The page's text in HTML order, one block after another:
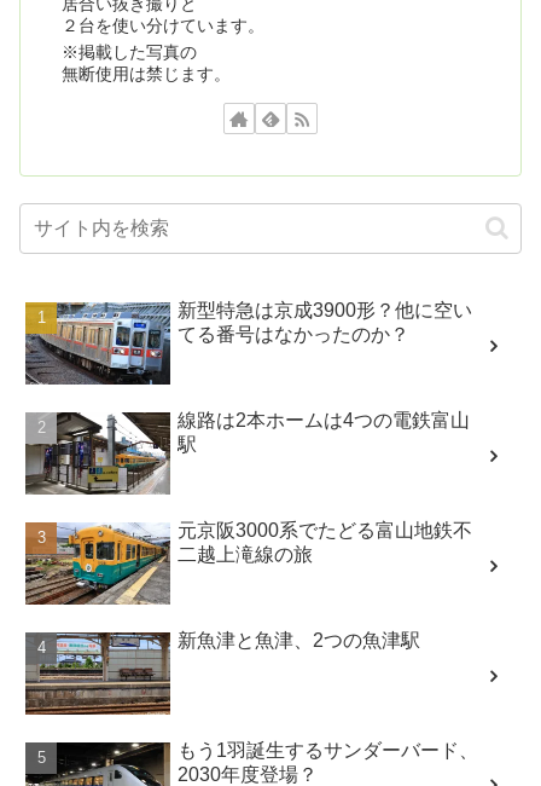
２台を使い分けています。
※掲載した写真の
無断使用は禁じます。
新型特急は京成3900形？他に空い
てる番号はなかったのか？
線路は2本ホームは4つの電鉄富山
駅
元京阪3000系でたどる富山地鉄不
二越上滝線の旅
新魚津と魚津、2つの魚津駅
もう1羽誕生するサンダーバード、
2030年度登場？